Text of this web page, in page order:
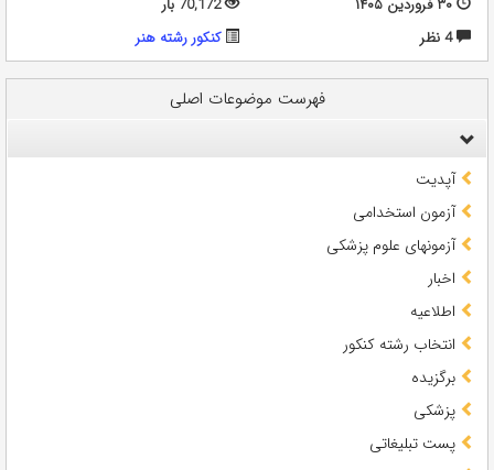
۳۰ فروردین ۱۴۰۵
70,172 بار
4 نظر
کنکور رشته هنر
فهرست موضوعات اصلی
آپدیت
آزمون استخدامی
آزمونهای علوم پزشکی
اخبار
اطلاعیه
انتخاب رشته کنکور
برگزیده
پزشکی
پست تبلیغاتی